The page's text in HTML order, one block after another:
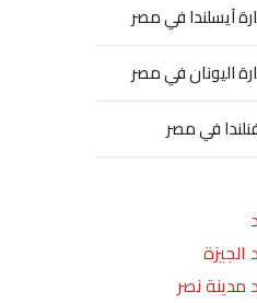
آيسلندا في مصر
اليونان في مصر
في مصر
نصر